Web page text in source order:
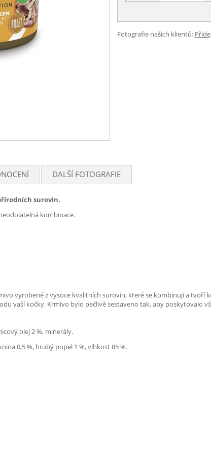
Fotografie našich klientů:
DALŠÍ FOTOGRAFIE
surovin.
kombinace.
vyrobené z vysoce kvalitních surovin, které se kombinují a tvoří
vaší kočky. Krmivo bylo pečlivě sestaveno tak, aby poskytovalo
olej 2 %, minerály.
0,5 %, hrubý popel 1 %, vlhkost 85 %.